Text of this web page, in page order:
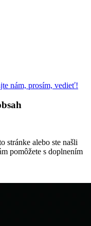
nám, prosím, vedieť!
stránke alebo ste našli
pomôžete s doplnením